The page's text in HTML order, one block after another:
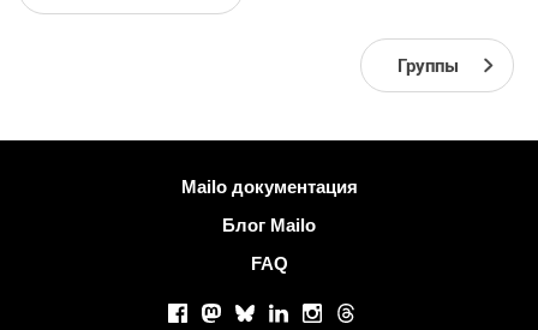
Группы
Больше информацииMailo документация
Блог Mailo
FAQ
Facebook
Mastodon
BlueskyLinkedInInstagram
Threads